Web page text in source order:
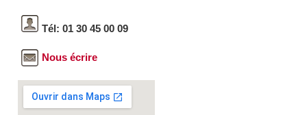
Tél: 01 30 45 00 09
Nous écrire